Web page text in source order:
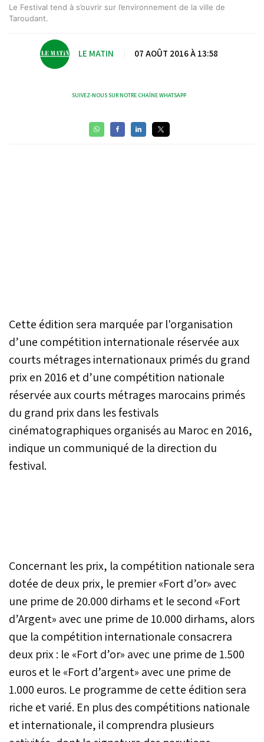
Le Festival tend à s’ouvrir sur l’environnement de la ville de
Taroudant.
LE MATIN 07 AOÛT 2016 À 13:58
SUIVEZ-NOUS SUR NOTRE CHAÎNE WHATSAPP
Cette édition sera marquée par l'organisation
d’une compétition internationale réservée aux
courts métrages internationaux primés du grand
prix en 2016 et d’une compétition nationale
réservée aux courts métrages marocains primés
du grand prix dans les festivals
cinématographiques organisés au Maroc en 2016,
indique un communiqué de la direction du
festival.
Concernant les prix, la compétition nationale sera
dotée de deux prix, le premier «Fort d’or» avec
une prime de 20.000 dirhams et le second «Fort
d’Argent» avec une prime de 10.000 dirhams, alors
que la compétition internationale consacrera
deux prix : le «Fort d’or» avec une prime de 1.500
euros et le «Fort d’argent» avec une prime de
1.000 euros. Le programme de cette édition sera
riche et varié. En plus des compétitions nationale
et internationale, il comprendra plusieurs